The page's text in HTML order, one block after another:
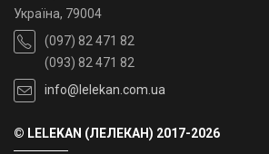
Україна, 79004
(097) 82 471 82
(093) 82 471 82
info@lelekan.com.ua
© LELEKAN (ЛЕЛЕКАН) 2017-2026